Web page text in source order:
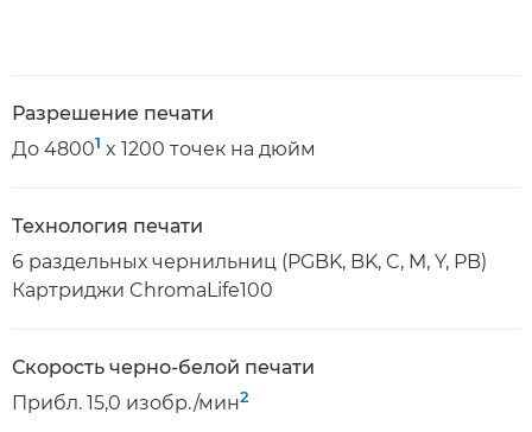
Разрешение печати
До 48001 x 1200 точек на дюйм
Технология печати
6 раздельных чернильниц (PGBK, BK, C, M, Y, PB)
Картриджи ChromaLife100
Скорость черно-белой печати
Прибл. 15,0 изобр./мин2